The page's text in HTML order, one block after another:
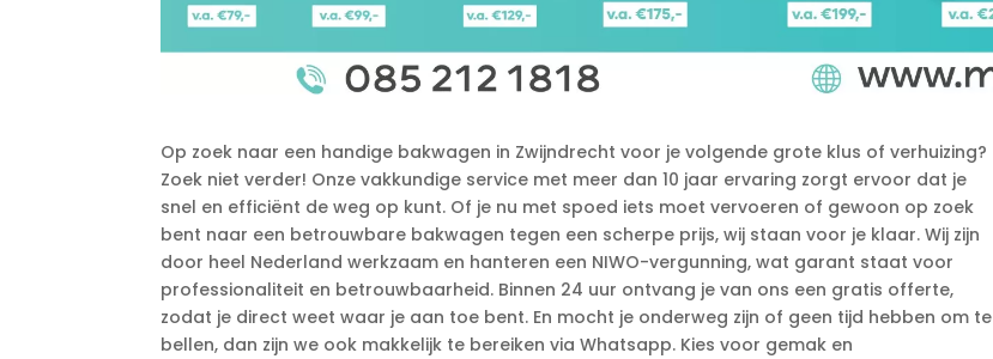
Op zoek naar een handige bakwagen in Zwijndrecht voor je volgende grote klus of verhuizing?
Zoek niet verder! Onze vakkundige service met meer dan 10 jaar ervaring zorgt ervoor dat je
snel en efficiënt de weg op kunt.​ Of je nu met spoed iets moet vervoeren of gewoon op zoek
bent naar een betrouwbare bakwagen tegen een scherpe prijs, wij staan voor je klaar.​ Wij zijn
door heel Nederland werkzaam en hanteren een NIWO-vergunning, wat garant staat voor
professionaliteit en betrouwbaarheid.​ Binnen 24 uur ontvang je van ons een gratis offerte,
zodat je direct weet waar je aan toe bent.​ En mocht je onderweg zijn of geen tijd hebben om te
bellen, dan zijn we ook makkelijk te bereiken via Whatsapp.​ Kies voor gemak en